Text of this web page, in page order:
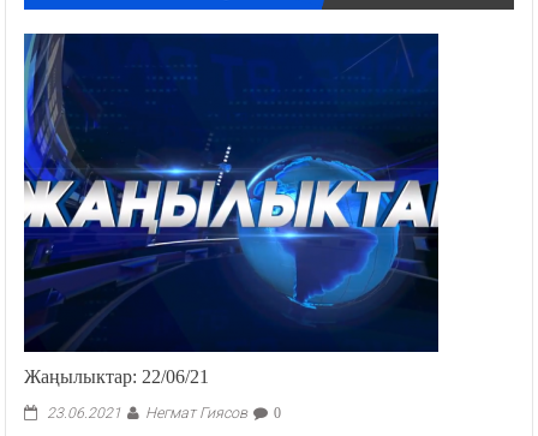
Жаңылыктар: 22/06/21
23.06.2021 Негмат Гиясов 0